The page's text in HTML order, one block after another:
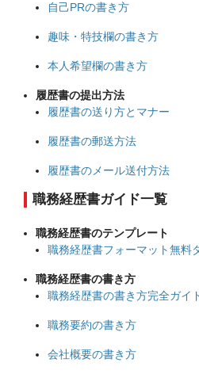
自己PRの書き方
趣味・特技欄の書き方
本人希望欄の書き方
履歴書の提出方法
履歴書の送り方とマナー
履歴書の郵送方法
履歴書のメール送付方法
職務経歴書ガイド一覧
職務経歴書のテンプレート
職務経歴書フォーマット無料
職務経歴書の書き方
職務経歴書の書き方完全ガイ
職務要約の書き方
会社概要の書き方